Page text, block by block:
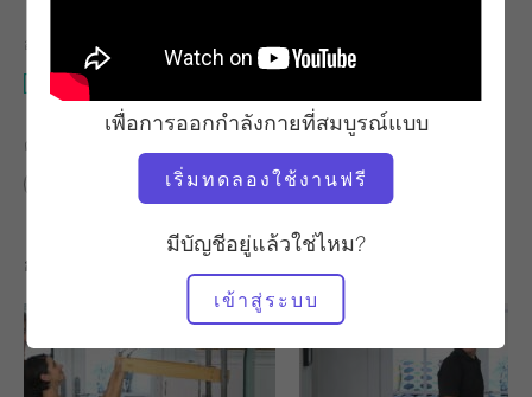
เพื่อการออกกำลังกายที่สมบูรณ์แบบ
เริ่มทดลองใช้งานฟรี
มีบัญชีอยู่แล้วใช่ไหม?
เข้าสู่ระบบ
อุปกรณ์ที่ต้องใช้
นักปฏิรูป
ค้นหาชั้นเรียนที่คล้ายคลึงกันสำหรับ
60+ นาที นักปฏิรูป
การออกกำลังกายอื่น ๆ ที่คุณอาจชอบ